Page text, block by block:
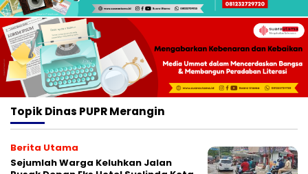
TopikDinas PUPR Merangin
Berita Utama
Sejumlah Warga Keluhkan Jalan